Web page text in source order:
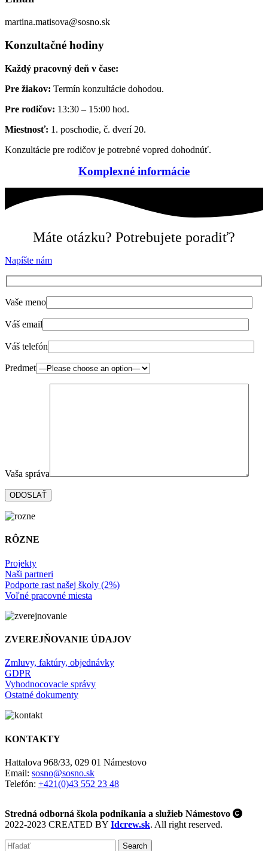
martina.matisova@sosno.sk
Konzultačné hodiny
Každý pracovný deň v čase:
Pre žiakov: Termín konzultácie dohodou.
Pre rodičov: 13:30 – 15:00 hod.
Miestnosť: 1. poschodie, č. dverí 20.
Konzultácie pre rodičov je potrebné vopred dohodnúť.
Komplexné informácie
Máte otázku? Potrebujete poradiť?
Napíšte nám
Vaše meno
Váš email
Váš telefón
Predmet
Vaša správa
RÔZNE
Projekty
Naši partneri
Podporte rast našej školy (2%)
Voľné pracovné miesta
ZVEREJŇOVANIE ÚDAJOV
Zmluvy, faktúry, objednávky
GDPR
Vyhodnocovacie správy
Ostatné dokumenty
KONTAKTY
Hattalova 968/33, 029 01 Námestovo
Email: sosno@sosno.sk
Telefón: +421(0)43 552 23 48
Stredná odborná škola podnikania a služieb Námestovo
2022-2023 CREATED BY Idcrew.sk. All right reserved.
Search